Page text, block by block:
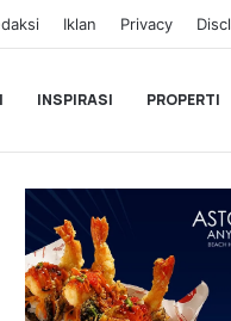
Iklan Privacy
INSPIRASI PROPERTI